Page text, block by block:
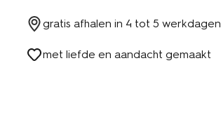
gratis afhalen in 4 tot 5 werkdagen
met liefde en aandacht gemaakt